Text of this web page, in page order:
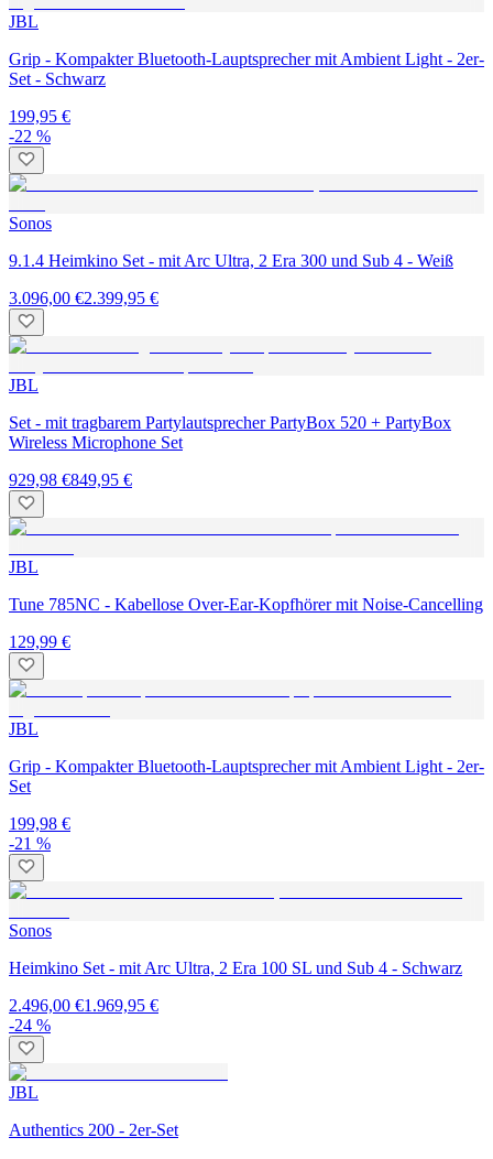
JBL
Grip - Kompakter Bluetooth-Lauptsprecher mit Ambient Light - 2er-
Set - Schwarz
199,95 €
-22 %
Sonos
9.1.4 Heimkino Set - mit Arc Ultra, 2 Era 300 und Sub 4 - Weiß
3.096,00 €2.399,95 €
JBL
Set - mit tragbarem Partylautsprecher PartyBox 520 + PartyBox
Wireless Microphone Set
929,98 €849,95 €
JBL
Tune 785NC - Kabellose Over-Ear-Kopfhörer mit Noise-Cancelling
129,99 €
JBL
Grip - Kompakter Bluetooth-Lauptsprecher mit Ambient Light - 2er-
Set
199,98 €
-21 %
Sonos
Heimkino Set - mit Arc Ultra, 2 Era 100 SL und Sub 4 - Schwarz
2.496,00 €1.969,95 €
-24 %
JBL
Authentics 200 - 2er-Set